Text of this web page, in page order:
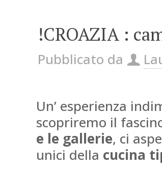
!CROAZIA :
Pubblicato da
Un’ esperienza
scopriremo il
e le gallerie, ci
unici della cucina